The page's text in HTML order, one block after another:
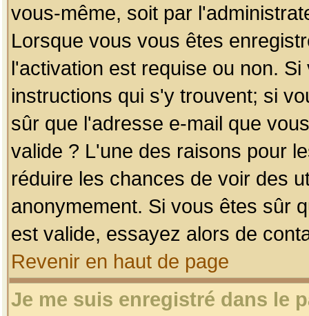
vous-même, soit par
Lorsque vous vous êtes
l'activation est requise ou non.
instructions qui s'y trouvent; si
sûr que l'adresse e-mail que
valide ? L'une des raisons pour
réduire les chances de voir des
anonymement. Si vous êtes sûr
est valide, essayez alors de
Revenir en haut de page
Je me suis enregistré dans le